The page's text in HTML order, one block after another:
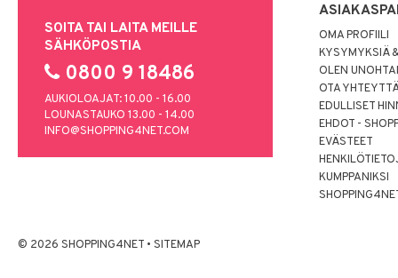
SOITA TAI LAITA MEILLE
SÄHKÖPOSTIA
0800 9 18486
AUKIOLOAJAT: 10.00 - 16.00
LOUNASTAUKO 13.00 - 14.00
INFO@SHOPPING4NET.COM
OMA PROFIILI
KYSYMYKSIÄ
OLEN
OTA
EDULLISET
EHDOT -
EVÄSTEET
KUMPPANIKSI
© 2026 SHOPPING4NET • SITEMAP